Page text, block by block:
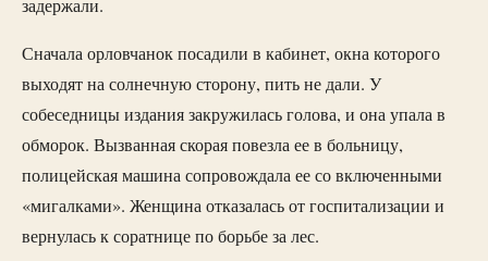
задержали.
Сначала орловчанок посадили в кабинет, окна которого
выходят на солнечную сторону, пить не дали. У
собеседницы издания закружилась голова, и она упала в
обморок. Вызванная скорая повезла ее в больницу,
полицейская машина сопровождала ее со включенными
«мигалками». Женщина отказалась от госпитализации и
вернулась к соратнице по борьбе за лес.